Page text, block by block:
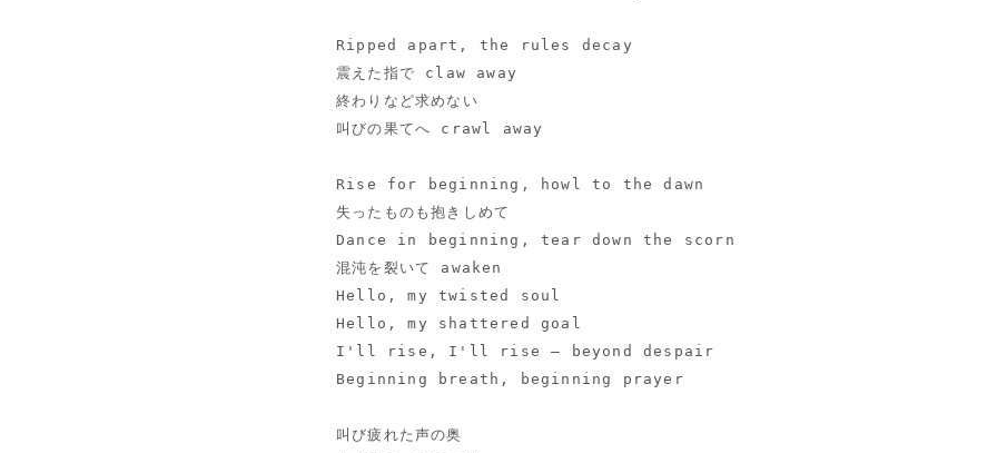
Ripped apart, the rules decay
震えた指で claw away
終わりなど求めない
叫びの果てへ crawl away
Rise for beginning, howl to the dawn
失ったものも抱きしめて
Dance in beginning, tear down the scorn
混沌を裂いて awaken
Hello, my twisted soul
Hello, my shattered goal
I'll rise, I'll rise — beyond despair
Beginning breath, beginning prayer
叫び疲れた声の奥